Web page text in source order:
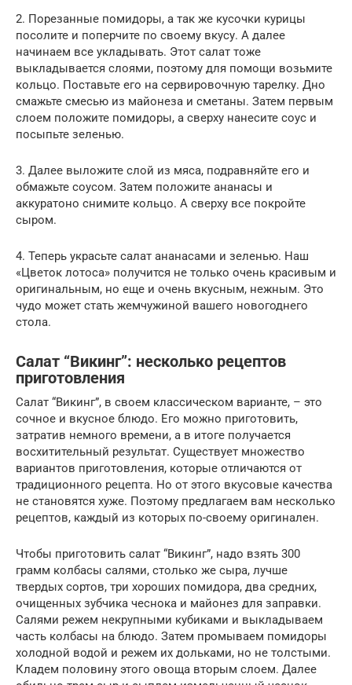
2. Порезанные помидоры, а так же кусочки курицы
посолите и поперчите по своему вкусу. А далее
начинаем все укладывать. Этот салат тоже
выкладывается слоями, поэтому для помощи возьмите
кольцо. Поставьте его на сервировочную тарелку. Дно
смажьте смесью из майонеза и сметаны. Затем первым
слоем положите помидоры, а сверху нанесите соус и
посыпьте зеленью.
3. Далее выложите слой из мяса, подравняйте его и
обмажьте соусом. Затем положите ананасы и
аккуратоно снимите кольцо. А сверху все покройте
сыром.
4. Теперь украсьте салат ананасами и зеленью. Наш
«Цветок лотоса» получится не только очень красивым и
оригинальным, но еще и очень вкусным, нежным. Это
чудо может стать жемчужиной вашего новогоднего
стола.
Салат “Викинг”: несколько рецептов
приготовления
Салат “Викинг”, в своем классическом варианте, – это
сочное и вкусное блюдо. Его можно приготовить,
затратив немного времени, а в итоге получается
восхитительный результат. Существует множество
вариантов приготовления, которые отличаются от
традиционного рецепта. Но от этого вкусовые качества
не становятся хуже. Поэтому предлагаем вам несколько
рецептов, каждый из которых по-своему оригинален.
Чтобы приготовить салат “Викинг”, надо взять 300
грамм колбасы салями, столько же сыра, лучше
твердых сортов, три хороших помидора, два средних,
очищенных зубчика чеснока и майонез для заправки.
Салями режем некрупными кубиками и выкладываем
часть колбасы на блюдо. Затем промываем помидоры
холодной водой и режем их дольками, но не толстыми.
Кладем половину этого овоща вторым слоем. Далее